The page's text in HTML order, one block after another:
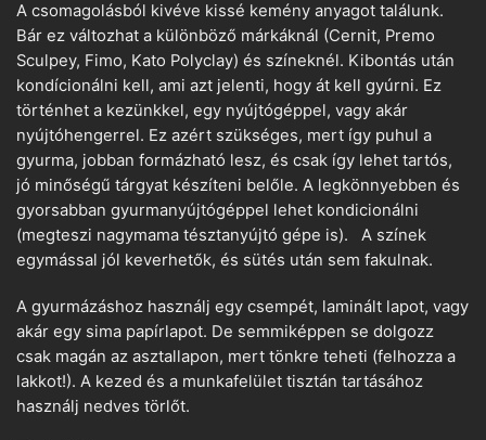
A csomagolásból kivéve kissé kemény anyagot találunk.
Bár ez változhat a különböző márkáknál (Cernit, Premo
Sculpey, Fimo, Kato Polyclay) és színeknél. Kibontás után
kondícionálni kell, ami azt jelenti, hogy át kell gyúrni. Ez
történhet a kezünkkel, egy nyújtógéppel, vagy akár
nyújtóhengerrel. Ez azért szükséges, mert így puhul a
gyurma, jobban formázható lesz, és csak így lehet tartós,
jó minőségű tárgyat készíteni belőle. A legkönnyebben és
gyorsabban gyurmanyújtógéppel lehet kondicionálni
(megteszi nagymama tésztanyújtó gépe is). A színek
egymással jól keverhetők, és sütés után sem fakulnak.
A gyurmázáshoz használj egy csempét, laminált lapot, vagy
akár egy sima papírlapot. De semmiképpen se dolgozz
csak magán az asztallapon, mert tönkre teheti (felhozza a
lakkot!). A kezed és a munkafelület tisztán tartásához
használj nedves törlőt.